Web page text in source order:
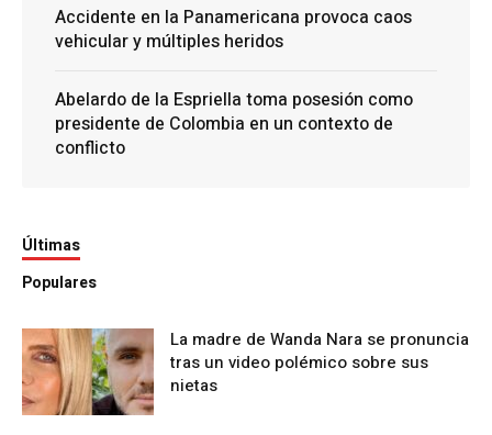
Accidente en la Panamericana provoca caos
vehicular y múltiples heridos
Abelardo de la Espriella toma posesión como
presidente de Colombia en un contexto de
conflicto
Últimas
Populares
La madre de Wanda Nara se pronuncia
tras un video polémico sobre sus
nietas